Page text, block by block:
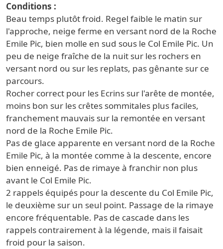
Conditions
Beau temps plutôt froid. Regel faible le matin sur
l'approche, neige ferme en versant nord de la Roche
Emile Pic, bien molle en sud sous le Col Emile Pic. Un
peu de neige fraîche de la nuit sur les rochers en
versant nord ou sur les replats, pas gênante sur ce
parcours.
Rocher correct pour les Ecrins sur l'arête de montée,
moins bon sur les crêtes sommitales plus faciles,
franchement mauvais sur la remontée en versant
nord de la Roche Emile Pic.
Pas de glace apparente en versant nord de la Roche
Emile Pic, à la montée comme à la descente, encore
bien enneigé. Pas de rimaye à franchir non plus
avant le Col Emile Pic.
2 rappels équipés pour la descente du Col Emile Pic,
le deuxième sur un seul point. Passage de la rimaye
encore fréquentable. Pas de cascade dans les
rappels contrairement à la légende, mais il faisait
froid pour la saison.